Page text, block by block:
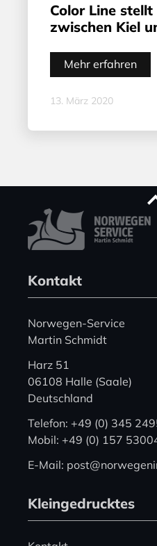
Color Line
zwischen Kiel
Mehr erfahren
13. März 2020
Kontakt
Norwegen-Service
Martin Schmidt
Harz 51
06108 Halle (Saale)
Deutschland
Telefon: +49 (0) 345
Mobil: +49 (0) 157
E-Mail:
Kleingedrucktes